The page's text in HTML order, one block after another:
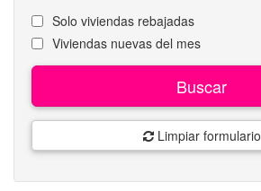
Solo viviendas rebajadas
Viviendas nuevas del mes
Buscar
Limpiar formulario